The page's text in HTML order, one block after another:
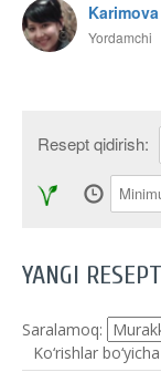
Karimova
Yordamchi
Resept qidirish:
YANGI
Saralamoq:
Ko‘rishlar bo‘yicha